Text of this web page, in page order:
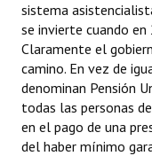
sistema
se invierte cuando
Claramente el
camino. En vez de
denominan Pensión
todas las personas
en el pago de una
del haber mínimo